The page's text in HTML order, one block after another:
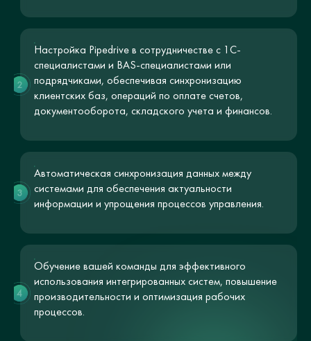
Настройка Pipedrive в сотрудничестве с 1С-
специалистами и BAS-специалистами или
подрядчиками, обеспечивая синхронизацию
клиентских баз, операций по оплате счетов,
документооборота, складского учета и финансов.
2
Автоматическая синхронизация данных между
системами для обеспечения актуальности
информации и упрощения процессов управления.
3
Обучение вашей команды для эффективного
использования интегрированных систем, повышение
производительности и оптимизация рабочих
процессов.
4